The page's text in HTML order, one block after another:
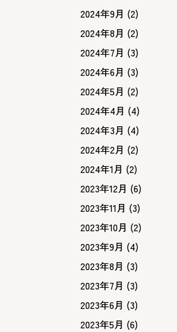
2024年9月 (2)
2024年8月 (2)
2024年7月 (3)
2024年6月 (3)
2024年5月 (2)
2024年4月 (4)
2024年3月 (4)
2024年2月 (2)
2024年1月 (2)
2023年12月 (6)
2023年11月 (3)
2023年10月 (2)
2023年9月 (4)
2023年8月 (3)
2023年7月 (3)
2023年6月 (3)
2023年5月 (6)